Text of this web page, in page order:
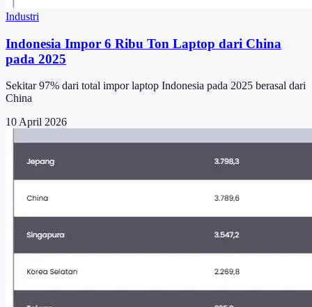
Industri
Indonesia Impor 6 Ribu Ton Laptop dari China
pada 2025
Sekitar 97% dari total impor laptop Indonesia pada 2025 berasal dari
China
10 April 2026